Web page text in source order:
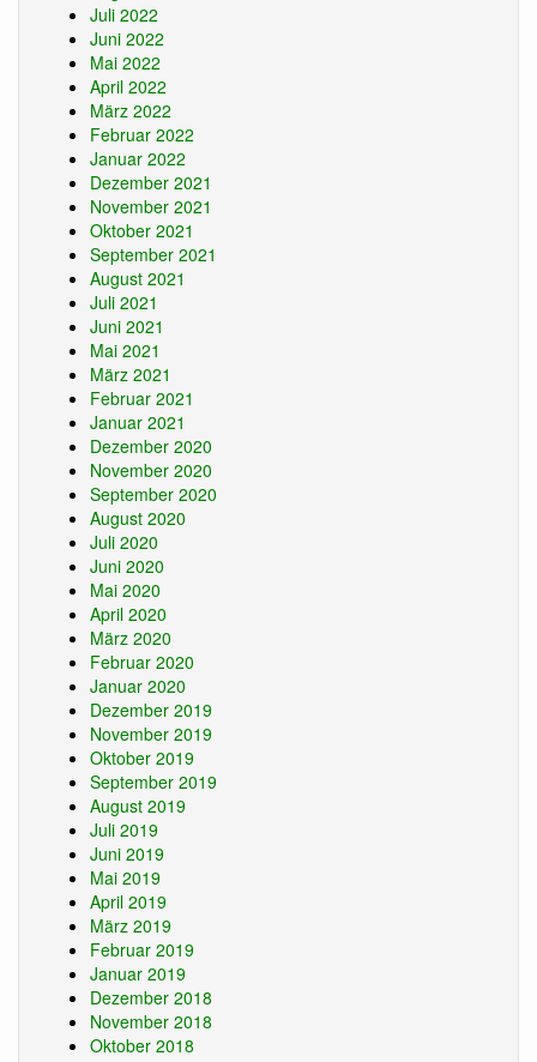
Juli 2022
Juni 2022
Mai 2022
April 2022
März 2022
Februar 2022
Januar 2022
Dezember 2021
November 2021
Oktober 2021
September 2021
August 2021
Juli 2021
Juni 2021
Mai 2021
März 2021
Februar 2021
Januar 2021
Dezember 2020
November 2020
September 2020
August 2020
Juli 2020
Juni 2020
Mai 2020
April 2020
März 2020
Februar 2020
Januar 2020
Dezember 2019
November 2019
Oktober 2019
September 2019
August 2019
Juli 2019
Juni 2019
Mai 2019
April 2019
März 2019
Februar 2019
Januar 2019
Dezember 2018
November 2018
Oktober 2018